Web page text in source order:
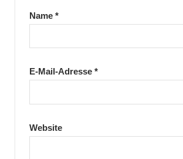
Name *
E-Mail-Adresse *
Website